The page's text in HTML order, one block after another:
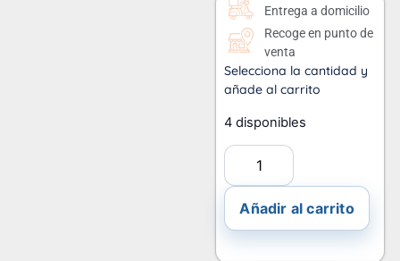
Entrega a domicilio
Recoge en punto de
venta
Selecciona la cantidad y
añade al carrito
4 disponibles
Añadir al carrito